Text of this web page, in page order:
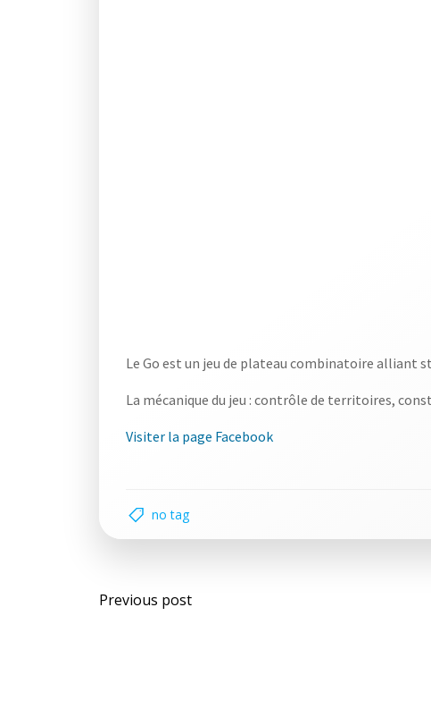
Le Go est un jeu de plateau combinatoire alliant
La mécanique du jeu : contrôle de territoires,
Visiter la page Facebook
no tag
Post
Previous post